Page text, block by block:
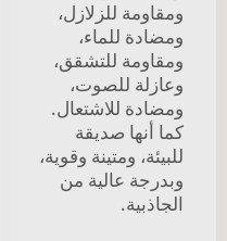
ومقاومة للزلازل،
ومضادة للماء،
ومقاومة للتشقق،
وعازلة للصوت،
ومضادة للاشتعال.
كما أنها صديقة
للبيئة، ومتينة وقوية،
وبدرجة عالية من
الجاذبية.